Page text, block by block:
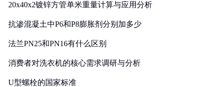
20x40x2镀锌方管单米重量计算与应用分析
抗渗混凝土中P6和P8膨胀剂分别加多少
法兰PN25和PN16有什么区别
消费者对洗衣机的核心需求调研与分析
U型螺栓的国家标准